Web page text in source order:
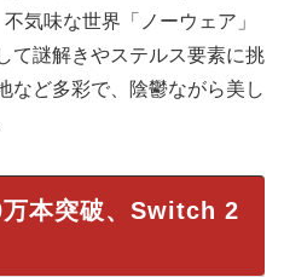
気味な世界「ノーウェア」
て謎解きやステルス要素に挑
など多彩で、陰鬱ながら美し
万本突破、Switch 2